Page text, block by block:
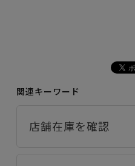
関連キーワード